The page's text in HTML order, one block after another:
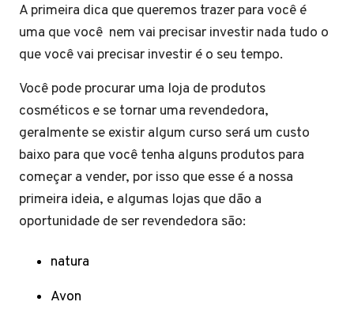
A primeira dica que queremos trazer para você é
uma que você nem vai precisar investir nada tudo o
que você vai precisar investir é o seu tempo.
Você pode procurar uma loja de produtos
cosméticos e se tornar uma revendedora,
geralmente se existir algum curso será um custo
baixo para que você tenha alguns produtos para
começar a vender, por isso que esse é a nossa
primeira ideia, e algumas lojas que dão a
oportunidade de ser revendedora são:
natura
Avon